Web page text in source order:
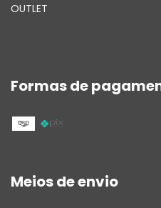
OUTLET
Formas de
Meios de envio